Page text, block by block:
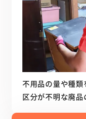
不用品の量や種
区分が不明な廃品